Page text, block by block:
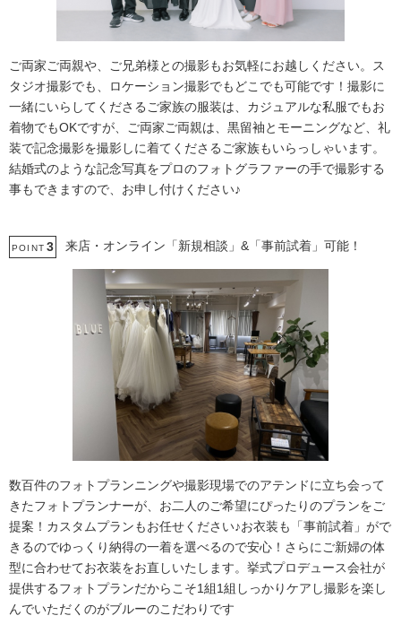
ご両家ご両親や、ご兄弟様との撮影もお気軽にお越しください。ス
タジオ撮影でも、ロケーション撮影でもどこでも可能です！撮影に
一緒にいらしてくださるご家族の服装は、カジュアルな私服でもお
着物でもOKですが、ご両家ご両親は、黒留袖とモーニングなど、礼
装で記念撮影を撮影しに着てくださるご家族もいらっしゃいます。
結婚式のような記念写真をプロのフォトグラファーの手で撮影する
事もできますので、お申し付けください♪
POINT 3 来店・オンライン「新規相談」&「事前試着」可能！
数百件のフォトプランニングや撮影現場でのアテンドに立ち会って
きたフォトプランナーが、お二人のご希望にぴったりのプランをご
提案！カスタムプランもお任せください♪お衣装も「事前試着」がで
きるのでゆっくり納得の一着を選べるので安心！さらにご新婦の体
型に合わせてお衣装をお直しいたします。挙式プロデュース会社が
提供するフォトプランだからこそ1組1組しっかりケアし撮影を楽し
んでいただくのがブルーのこだわりです